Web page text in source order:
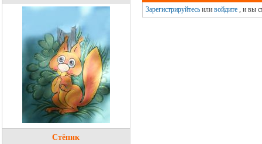
Стёпик
Зарегистрируйтесьили войдите, и вы